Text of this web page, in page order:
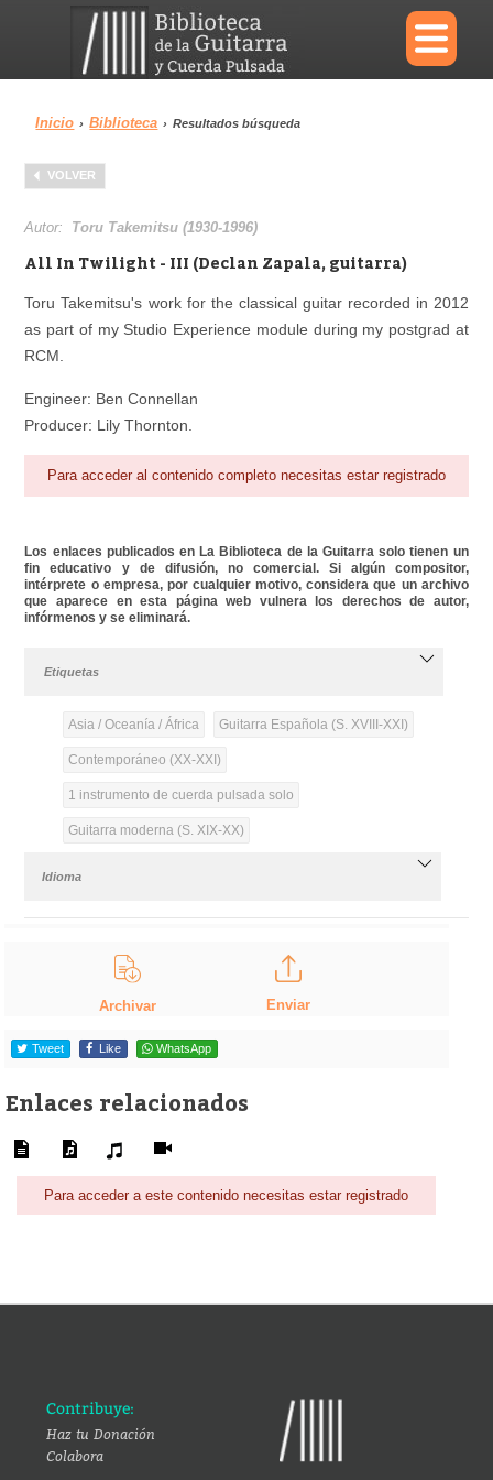
×
Menu
Biblioteca
Área personal Reproductor
Inicio › Biblioteca › Resultados búsqueda
VOLVER
Autor: Toru Takemitsu (1930-1996)
All In Twilight - III (Declan Zapala, guitarra)
Toru Takemitsu's work for the classical guitar recorded in 2012
as part of my Studio Experience module during my postgrad at
RCM.
Engineer: Ben Connellan
Producer: Lily Thornton.
Para acceder al contenido completo necesitas estar registrado
Los enlaces publicados en La Biblioteca de la Guitarra solo tienen un
fin educativo y de difusión, no comercial. Si algún compositor,
intérprete o empresa, por cualquier motivo, considera que un archivo
que aparece en esta página web vulnera los derechos de autor,
infórmenos y se eliminará.
Etiquetas
Asia / Oceanía / África Guitarra Española (S. XVIII-XXI)
Contemporáneo (XX-XXI)
1 instrumento de cuerda pulsada solo
Guitarra moderna (S. XIX-XX)
Idioma
Archivar Enviar
Tweet Like WhatsApp
Enlaces relacionados
Para acceder a este contenido necesitas estar registrado
Contribuye:
Haz tu Donación
Colabora